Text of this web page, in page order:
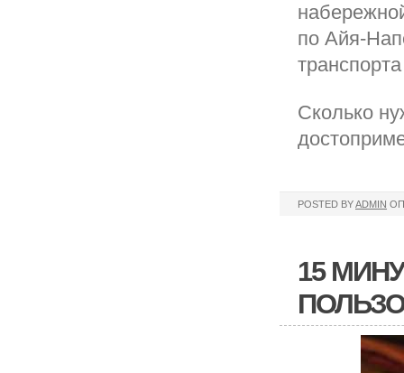
по Айя-
транспорта
Сколько
POSTED BYADMIN
15